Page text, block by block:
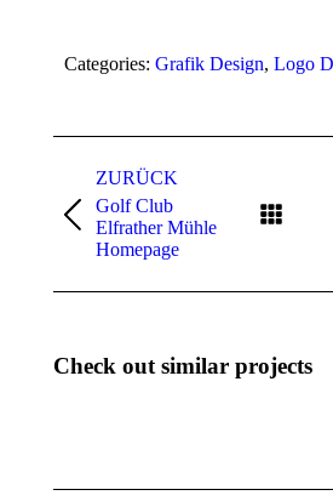
Categories: Grafik Design, Logo
navigation
ZURÜCK
Previous
project:
Golf Club
Elfrather Mühle
Homepage
Check out similar projects